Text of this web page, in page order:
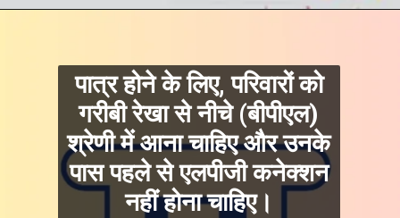
पात्र होने के लिए, परिवारों को
गरीबी रेखा से नीचे (बीपीएल)
श्रेणी में आना चाहिए और उनके
पास पहले से एलपीजी कनेक्शन
नहीं होना चाहिए।